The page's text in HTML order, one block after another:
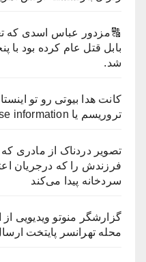
🔠مزدور عباس اسدی که
بابل قتل عام کرده بود با
شد.
کانت هدا بیوتی رو تو
تروریسم یا False information ریپورت کنید.
تصویر دردناک از مادری
فرزندش را که درجریان
سردخانه پیدا می‌کند
محله تهرانسر پایتخت